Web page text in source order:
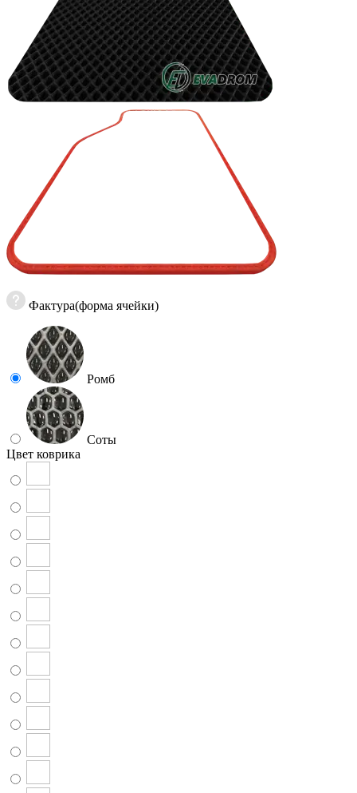
Фактура(форма ячейки)
Ромб
Соты
Цвет коврика